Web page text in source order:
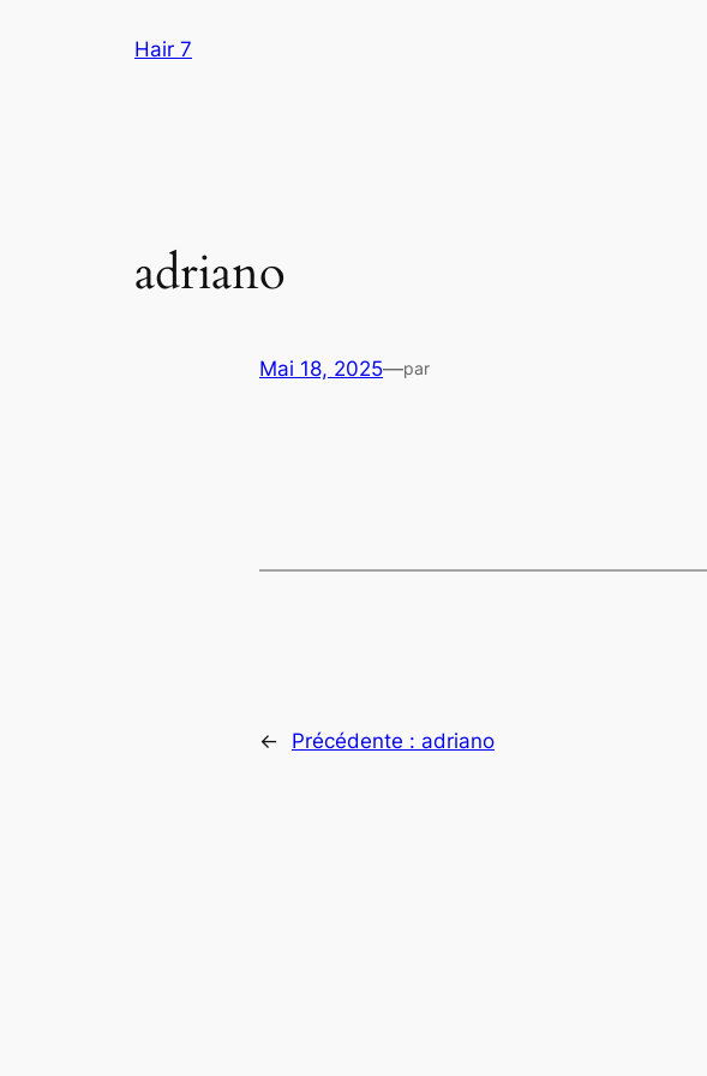
Hair 7
adriano
Mai 18, 2025—par
← Précédente : adriano